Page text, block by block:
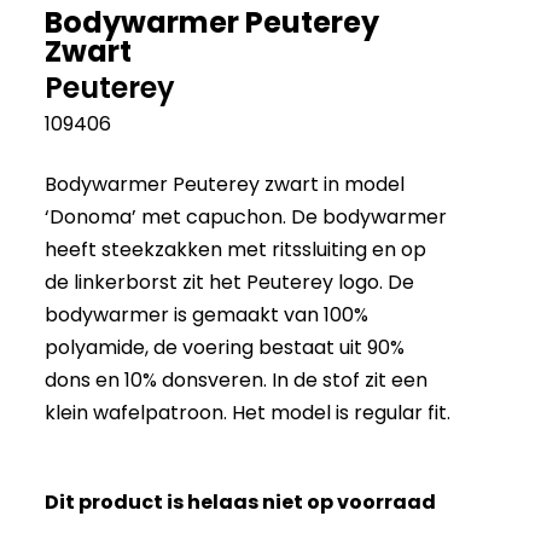
Bodywarmer Peuterey
Zwart
Peuterey
109406
Bodywarmer Peuterey zwart in model
‘Donoma’ met capuchon. De bodywarmer
heeft steekzakken met ritssluiting en op
de linkerborst zit het Peuterey logo. De
bodywarmer is gemaakt van 100%
polyamide, de voering bestaat uit 90%
dons en 10% donsveren. In de stof zit een
klein wafelpatroon. Het model is regular fit.
Dit product is helaas niet op voorraad